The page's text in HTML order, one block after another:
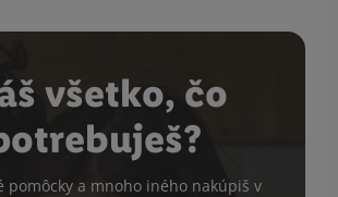
všetko, čo
pomôcky a mnoho iného nakúpiš v